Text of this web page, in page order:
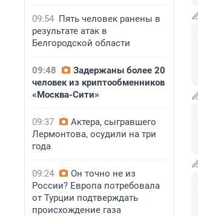
09:54 Пять человек ранены в
результате атак в
Белгородской области
09:48
Задержаны более 20
человек из криптообменников
«Москва-Сити»
09:37
Актера, сыгравшего
Лермонтова, осудили на три
года
09:24
Он точно не из
России? Европа потребовала
от Турции подтверждать
происхождение газа